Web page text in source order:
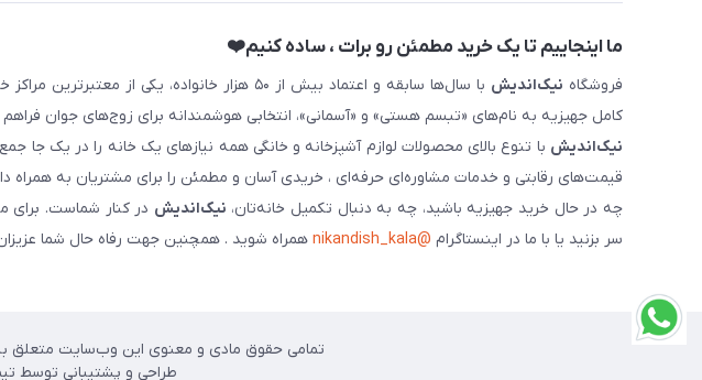
ما اینجاییم تا یک خرید مطمئن رو برات ، ساده کنیم❤️
فروشگاه نیک‌اندیش
با سال‌ها سابقه و اعتماد بیش از ۵۰ هزار خانواده،
کامل جهیزیه به نام‌های «تبسم هستی» و «آسمانی»، انتخابی هوشمندانه برای زوج‌های جوان
نیک‌اندیش با تنوع بالای محصولات لوازم آشپزخانه و خانگی همه نیازهای یک خانه را در یک جا
قیمت‌های رقابتی و خدمات مشاوره‌ای حرفه‌ای ، خریدی آسان و مطمئن را برای مشتریان به همراه
چه در حال خرید جهیزیه باشید، چه به دنبال تکمیل خانه‌تان، نیک‌اندیش در کنار شماست. برای
سر بزنید یا با ما در اینستاگرام @nikandish_kala همراه شوید . همچنین جهت رفاه حال شما
تمامی حقوق مادی و معنوی این وب‌سایت متعلق
طراحی و پشتیبانی توسط